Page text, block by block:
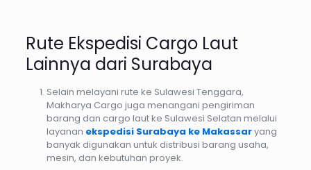
Rute Ekspedisi Cargo Laut
Lainnya dari Surabaya
Selain melayani rute ke Sulawesi Tenggara,
Makharya Cargo juga menangani pengiriman
barang dan cargo laut ke Sulawesi Selatan melalui
layanan ekspedisi Surabaya ke Makassaryang
banyak digunakan untuk distribusi barang usaha,
mesin, dan kebutuhan proyek.